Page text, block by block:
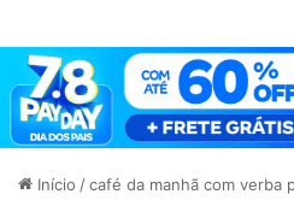
Início /café da manhã com verba